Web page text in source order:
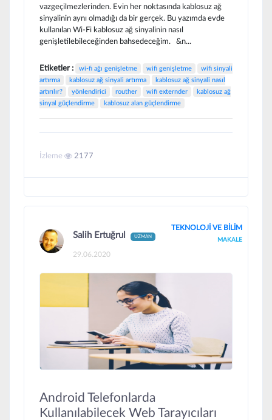
vazgeçilmezlerinden. Evin her noktasında kablosuz ağ
sinyalinin aynı olmadığı da bir gerçek. Bu yazımda evde
kullanılan Wi-Fi kablosuz ağ sinyalinin nasıl
genişletilebileceğinden bahsedeceğim. &n...
Etiketler : wi-fi ağı genişletme wifi genişletme
wifi sinyali
artırma
kablosuz ağ sinyali artırma
kablosuz ağ sinyali nasıl
artırılır?
yönlendirici routher wifi externder
kablosuz ağ
sinyal güçlendirme
kablosuz alan güçlendirme
İzleme 2177
Salih Ertuğrul UZMAN
29.06.2020
TEKNOLOJİ VE BİLİM
MAKALE
Android Telefonlarda
Kullanılabilecek Web Tarayıcıları